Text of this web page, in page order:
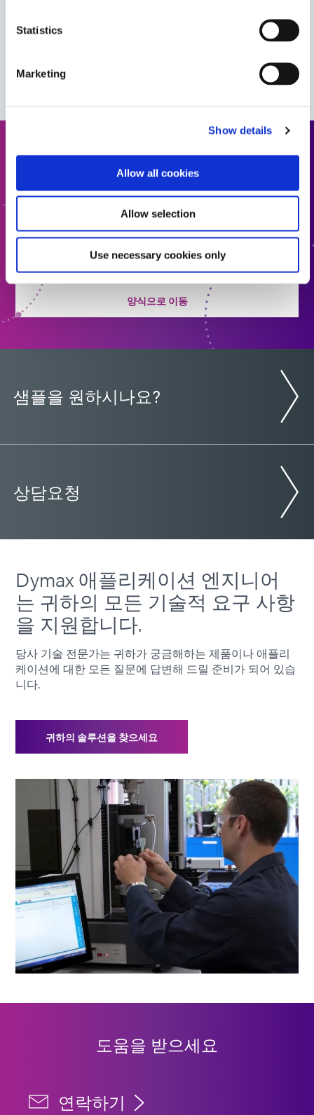
Statistics
Marketing
Show details
Allow all cookies
Allow selection
Use necessary cookies only
이 제품과 함께 작동하여 완벽한 솔루션을 만드는 다른
Dymax 제품을 확인하세요.
견적 요청
다음 단계로 나아갈 준비가 되셨나요? Dymax 팀원이 곧
연락드리겠습니다.
견적에 추가
양식으로 이동
샘플을 원하시나요?
상담요청
Dymax 애플리케이션 엔지니어
는 귀하의 모든 기술적 요구 사항
을 지원합니다.
당사 기술 전문가는 귀하가 궁금해하는 제품이나 애플리
케이션에 대한 모든 질문에 답변해 드릴 준비가 되어 있습
니다.
귀하의 솔루션을 찾으세요
도움을 받으세요
연락하기